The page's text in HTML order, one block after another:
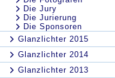
Die Jury
Die Jurierung
Die Sponsoren
Glanzlichter 2015
Glanzlichter 2014
Glanzlichter 2013